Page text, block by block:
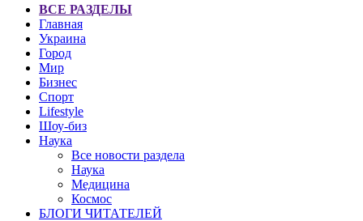
ВСЕ РАЗДЕЛЫ
Главная
Украина
Город
Мир
Бизнес
Спорт
Lifestyle
Шоу-биз
Наука
Все новости раздела
Наука
Медицина
Космос
БЛОГИ ЧИТАТЕЛЕЙ